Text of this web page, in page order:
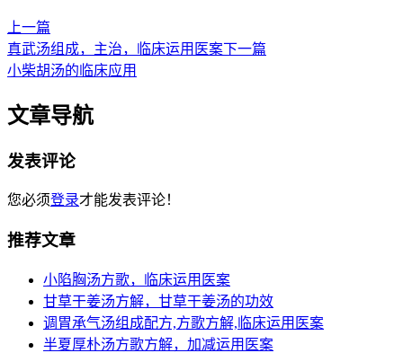
上一篇
真武汤组成，主治，临床运用医案下一篇
小柴胡汤的临床应用
文章导航
发表评论
您必须登录才能发表评论！
推荐文章
小陷胸汤方歌，临床运用医案
甘草干姜汤方解，甘草干姜汤的功效
调胃承气汤组成配方,方歌方解,临床运用医案
半夏厚朴汤方歌方解，加减运用医案